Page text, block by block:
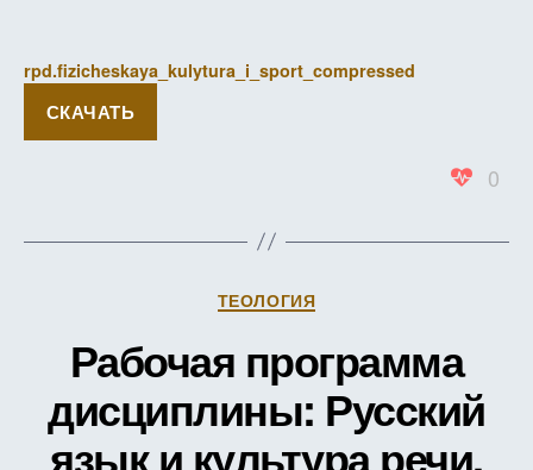
rpd.fizicheskaya_kulytura_i_sport_compressed
СКАЧАТЬ
0
Рубрики
ТЕОЛОГИЯ
Рабочая программа
дисциплины: Русский
язык и культура речи.